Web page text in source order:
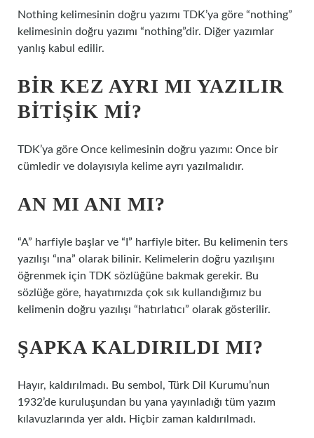
Nothing kelimesinin doğru yazımı TDK’ya göre “nothing”
kelimesinin doğru yazımı “nothing”dir. Diğer yazımlar
yanlış kabul edilir.
BIR KEZ AYRI MI YAZILIR
BITIŞIK MI?
TDK’ya göre Once kelimesinin doğru yazımı: Once bir
cümledir ve dolayısıyla kelime ayrı yazılmalıdır.
AN MI ANI MI?
“A” harfiyle başlar ve “I” harfiyle biter. Bu kelimenin ters
yazılışı “ına” olarak bilinir. Kelimelerin doğru yazılışını
öğrenmek için TDK sözlüğüne bakmak gerekir. Bu
sözlüğe göre, hayatımızda çok sık kullandığımız bu
kelimenin doğru yazılışı “hatırlatıcı” olarak gösterilir.
ŞAPKA KALDIRILDI MI?
Hayır, kaldırılmadı. Bu sembol, Türk Dil Kurumu’nun
1932’de kuruluşundan bu yana yayınladığı tüm yazım
kılavuzlarında yer aldı. Hiçbir zaman kaldırılmadı.